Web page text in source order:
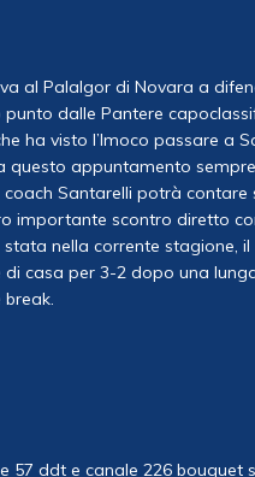
al PalaIgor di Novara a
dalle Pantere
ha visto l’Imoco passare a
questo appuntamento
Santarelli potrà
importante scontro diretto
nella corrente stagione,
di casa per 3-2 dopo una
57 ddt e canale 226 bouquet